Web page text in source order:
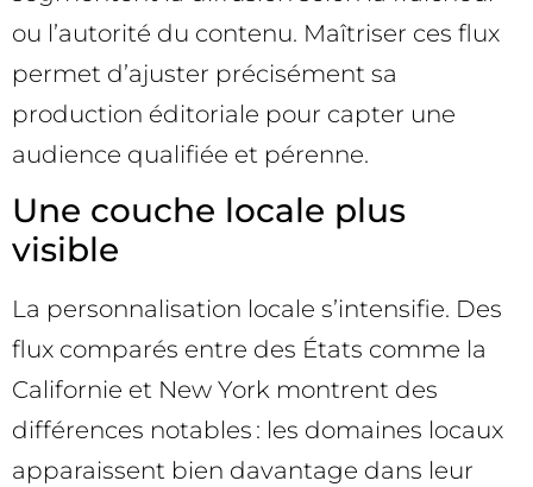
ou l’autorité du contenu. Maîtriser ces flux
permet d’ajuster précisément sa
production éditoriale pour capter une
audience qualifiée et pérenne.
Une couche locale plus
visible
La personnalisation locale s’intensifie. Des
flux comparés entre des États comme la
Californie et New York montrent des
différences notables : les domaines locaux
apparaissent bien davantage dans leur